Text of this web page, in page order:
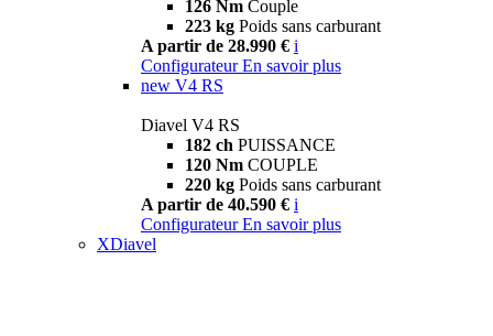
126 Nm Couple
223 kg Poids sans carburant
A partir de 28.990 € i
Configurateur En savoir plus
new V4 RS
Diavel V4 RS
182 ch PUISSANCE
120 Nm COUPLE
220 kg Poids sans carburant
A partir de 40.590 € i
Configurateur En savoir plus
XDiavel